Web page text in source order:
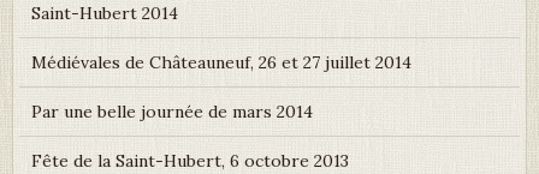
Saint-Hubert 2014
Médiévales de Châteauneuf, 26 et 27 juillet 2014
Par une belle journée de mars 2014
Fête de la Saint-Hubert, 6 octobre 2013